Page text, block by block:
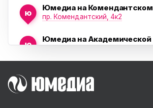
ю
Юмедиа на Комендантском
пр. Комендантский, 4к2
ю
Юмедиа на Академической
ю Морская набережная, 35